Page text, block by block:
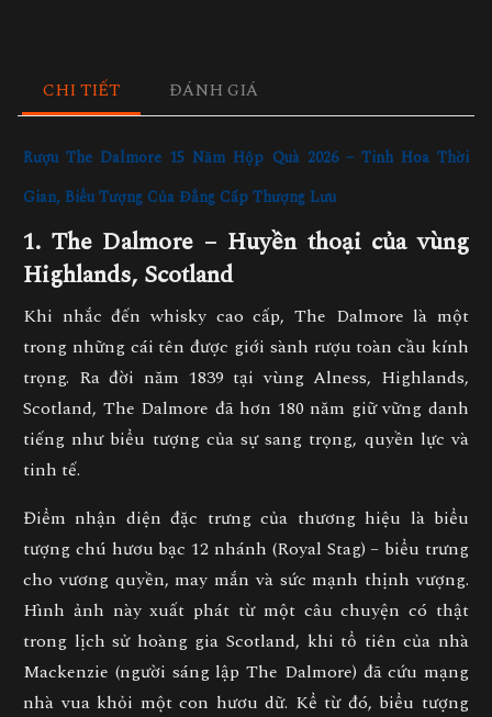
CHI TIẾT ĐÁNH GIÁ
Rượu The Dalmore 15 Năm Hộp Quà 2026 – Tinh Hoa Thời
Gian, Biểu Tượng Của Đẳng Cấp Thượng Lưu
1. The Dalmore – Huyền thoại của vùng
Highlands, Scotland
Khi nhắc đến whisky cao cấp, The Dalmore là một
trong những cái tên được giới sành rượu toàn cầu kính
trọng. Ra đời năm 1839 tại vùng Alness, Highlands,
Scotland, The Dalmore đã hơn 180 năm giữ vững danh
tiếng như biểu tượng của sự sang trọng, quyền lực và
tinh tế.
Điểm nhận diện đặc trưng của thương hiệu là biểu
tượng chú hươu bạc 12 nhánh (Royal Stag) – biểu trưng
chovương quyền, may mắn và sức mạnh thịnh vượng.
Hình ảnh này xuất phát từ một câu chuyện có thật
trong lịch sử hoàng gia Scotland, khi tổ tiên của nhà
Mackenzie (người sáng lập The Dalmore) đã cứu mạng
nhà vua khỏi một con hươu dữ. Kể từ đó, biểu tượng